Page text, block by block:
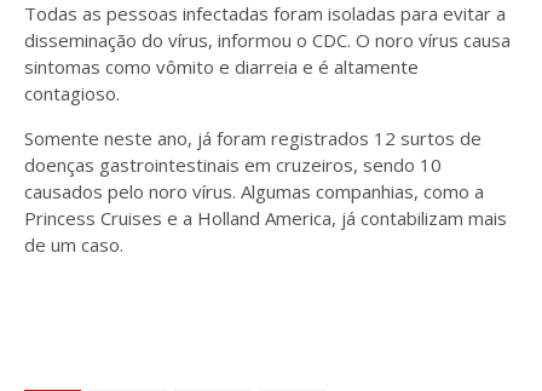
Todas as pessoas infectadas foram isoladas para evitar a
disseminação do vírus, informou o CDC. O noro vírus causa
sintomas como vômito e diarreia e é altamente
contagioso.
Somente neste ano, já foram registrados 12 surtos de
doenças gastrointestinais em cruzeiros, sendo 10
causados pelo noro vírus. Algumas companhias, como a
Princess Cruises e a Holland America, já contabilizam mais
de um caso.